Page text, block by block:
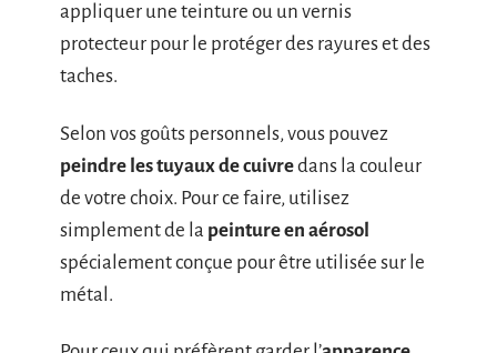
appliquer une teinture ou un vernis
protecteur pour le protéger des rayures et des
taches.
Selon vos goûts personnels, vous pouvez
peindre les tuyaux de cuivredans la couleur
de votre choix. Pour ce faire, utilisez
simplement de la peinture en aérosol
spécialement conçue pour être utilisée sur le
métal.